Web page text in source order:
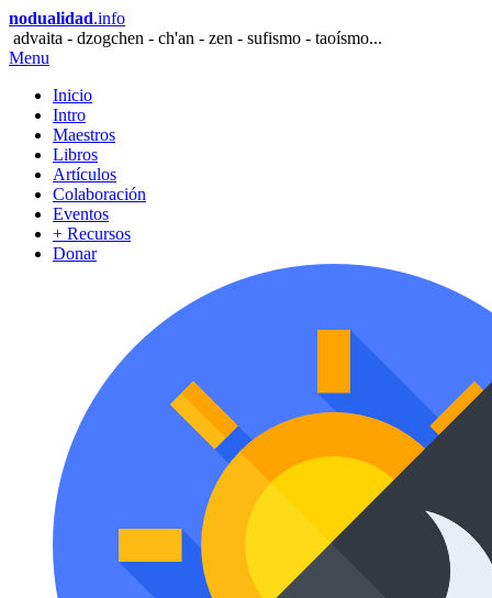
nodualidad.info
advaita - dzogchen - ch'an - zen - sufismo - taoísmo...
Menu
Inicio
Intro
Maestros
Libros
Artículos
Colaboración
Eventos
+ Recursos
Donar